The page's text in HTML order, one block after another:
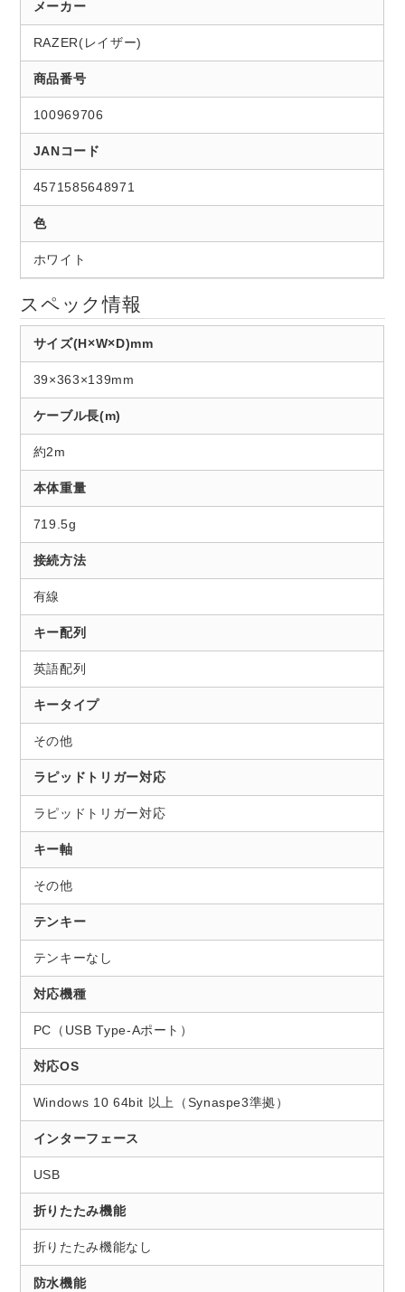
メーカー
RAZER(レイザー)
商品番号
100969706
JANコード
4571585648971
色
ホワイト
スペック情報
サイズ(H×W×D)mm
39×363×139mm
ケーブル長(m)
約2m
本体重量
719.5g
接続方法
有線
キー配列
英語配列
キータイプ
その他
ラピッドトリガー対応
ラピッドトリガー対応
キー軸
その他
テンキー
テンキーなし
対応機種
PC（USB Type-Aポート）
対応OS
Windows 10 64bit 以上（Synaspe3準拠）
インターフェース
USB
折りたたみ機能
折りたたみ機能なし
防水機能